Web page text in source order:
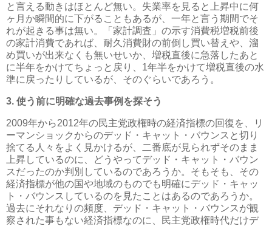
と言える動きはほとんど無い。失業率を見ると上昇中に何
ヶ月か瞬間的に下がることもあるが、一年と言う期間でそ
れが起きる事は無い。「家計調査」の示す消費税増税前後
の家計消費であれば、耐久消費財の前倒し買い替えや、溜
め買いが出来なくも無いせいか、増税直後に急落したあと
に半年をかけてちょっと戻り、1年半をかけて増税直後の水
準に戻ったりしているが、そのぐらいであろう。
3. 使う前に明確な過去事例を探そう
2009年から2012年の民主党政権時の経済指標の回復を、リ
ーマンショックからのデッド・キャット・バウンスと切り
捨てる人々をよく見かけるが、二番底が見られずそのまま
上昇しているのに、どうやってデッド・キャット・バウン
スだったのか判別しているのであろうか。そもそも、その
経済指標が他の国や地域のものでも明確にデッド・キャッ
ト・バウンスしているのを見たことはあるのであろうか。
過去にそれなりの頻度、デッド・キャット・バウンスが観
察された事もない経済指標なのに、民主党政権時代だけデ